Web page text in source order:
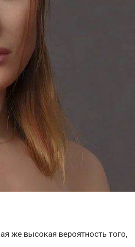
же высокая вероятность того,